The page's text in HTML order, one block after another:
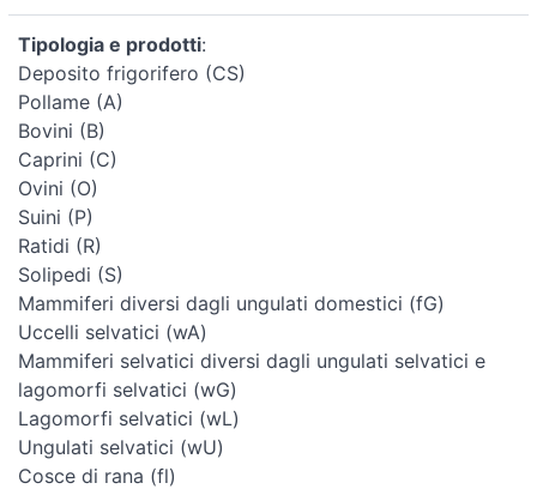
Tipologia e prodotti:
Deposito frigorifero (CS)
Pollame (A)
Bovini (B)
Caprini (C)
Ovini (O)
Suini (P)
Ratidi (R)
Solipedi (S)
Mammiferi diversi dagli ungulati domestici (fG)
Uccelli selvatici (wA)
Mammiferi selvatici diversi dagli ungulati selvatici e
lagomorfi selvatici (wG)
Lagomorfi selvatici (wL)
Ungulati selvatici (wU)
Cosce di rana (fl)